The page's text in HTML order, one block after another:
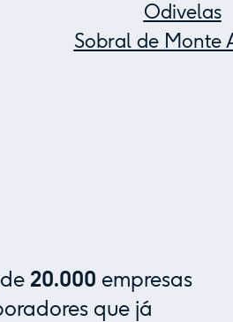
Odivelas
Sobral de Monte
20.000 empresas
que já